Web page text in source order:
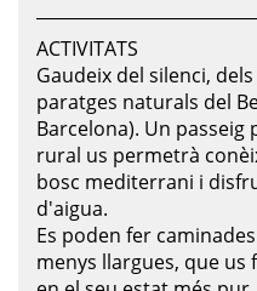
ACTIVITATS
Gaudeix del silenci,
paratges naturals del
Barcelona). Un passeig
rural us permetrà
bosc mediterrani i
d'aigua.
Es poden fer
menys llargues, que